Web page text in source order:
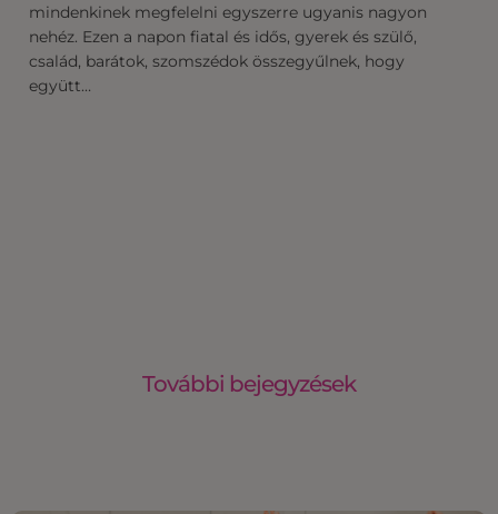
mindenkinek megfelelni egyszerre ugyanis nagyon
nehéz. Ezen a napon fiatal és idős, gyerek és szülő,
család, barátok, szomszédok összegyűlnek, hogy
együtt…
További bejegyzések